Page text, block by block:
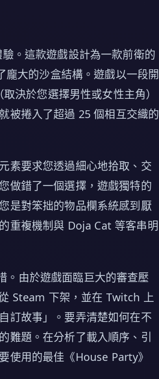
。這款遊戲設計為一款前衛的
龐大的沙盒結構。遊戲以一段開
決於您選擇男性或女性主角）
被捲入了超過 25 個相互交織的
素要求您透過細心地拾取、交
做錯了一個選擇，遊戲獨特的
是對笨拙的物品欄系統感到厭
重複機制與 Doja Cat 等客串明
。由於遊戲面臨巨大的審查壓
Steam 下架，並在 Twitch 上
訂故事」。要弄清楚如何在不
難題。在分析了載入順序、引
使用的最佳《House Party》